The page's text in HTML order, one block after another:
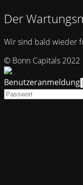
Der
Wir sind bald wieder
© Bonn Capitals 2022
Benutzeranmeldung